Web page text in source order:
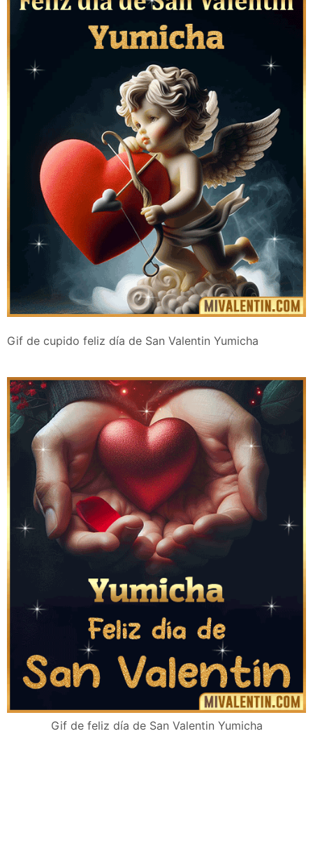
Gif de cupido feliz día de San Valentin Yumicha
Gif de feliz día de San Valentin Yumicha